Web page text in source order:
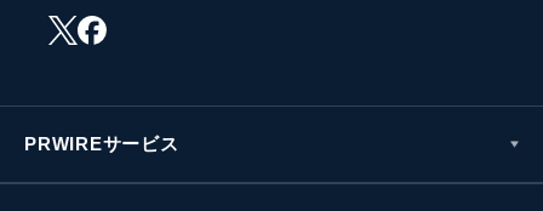
PRWIREサービス